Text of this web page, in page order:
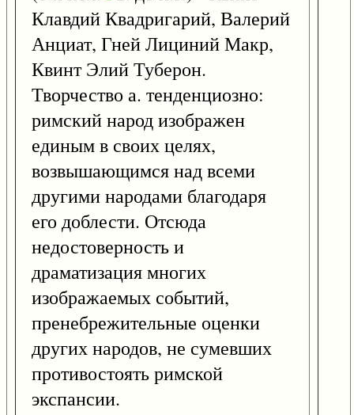
Клавдий Квадригарий, Валерий
Анциат, Гней Лициний Макр,
Квинт Элий Туберон.
Творчество а. тенденциозно:
римский народ изображен
единым в своих целях,
возвышающимся над всеми
другими народами благодаря
его доблести. Отсюда
недостоверность и
драматизация многих
изображаемых событий,
пренебрежительные оценки
других народов, не сумевших
противостоять римской
экспансии.